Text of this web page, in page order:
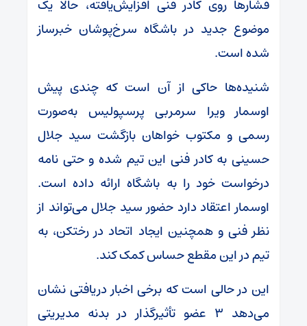
فشار‌ها روی کادر فنی افزایش‌یافته، حالا یک
موضوع جدید در باشگاه سرخ‌پوشان خبرساز
شده است.
شنیده‌ها حاکی از آن است که چندی پیش
اوسمار ویرا سرمربی پرسپولیس به‌صورت
رسمی و مکتوب خواهان بازگشت سید جلال
حسینی به کادر فنی این تیم شده و حتی نامه
درخواست خود را به باشگاه ارائه داده است.
اوسمار اعتقاد دارد حضور سید جلال می‌تواند از
نظر فنی و همچنین ایجاد اتحاد در رختکن، به
تیم در این مقطع حساس کمک کند.
این در حالی است که برخی اخبار دریافتی نشان
می‌دهد ۳ عضو تأثیرگذار در بدنه مدیریتی